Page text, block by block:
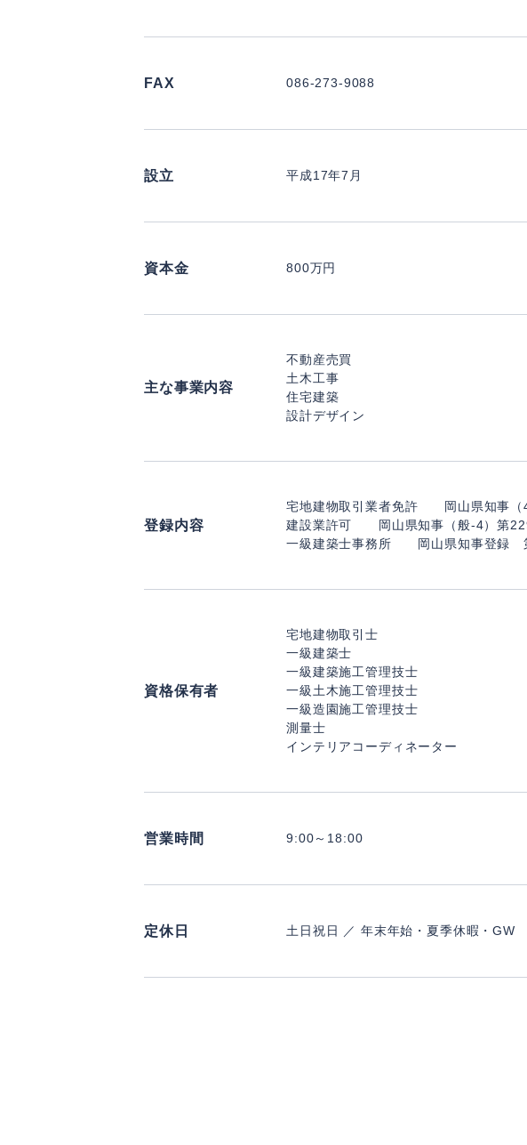
FAX 086-273-9088
設立 平成17年7月
資本金 800万円
主な事業内容
不動産売買
土木工事
住宅建築
設計デザイン
登録内容
宅地建物取引業者免許 岡山県知事（
建設業許可 岡山県知事（般-4）第
一級建築士事務所 岡山県知事登録
資格保有者
宅地建物取引士
一級建築士
一級建築施工管理技士
一級土木施工管理技士
一級造園施工管理技士
測量士
インテリアコーディネーター
営業時間 9:00～18:00
定休日 土日祝日 ／ 年末年始・夏季休暇・GW